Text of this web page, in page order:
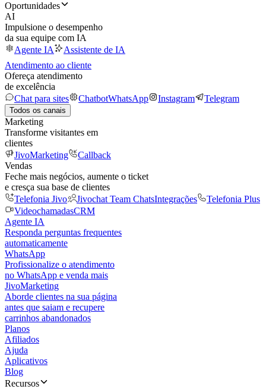
Oportunidades
AI
Impulsione o desempenho
da sua equipe com IA
Agente IA
Assistente de IA
Atendimento ao cliente
Ofereça atendimento
de excelência
Chat para sites
ChatbotWhatsApp Instagram Telegram
Todos os canais
Marketing
Transforme visitantes em
clientes
JivoMarketing
Callback
Vendas
Feche mais negócios, aumente o ticket
e cresça sua base de clientes
Telefonia Jivo
Jivochat Team ChatsIntegrações
Telefonia Plus
VideochamadasCRM
Agente IA
Responda perguntas frequentes
automaticamente
WhatsApp
Profissionalize o atendimento
no WhatsApp e venda mais
JivoMarketing
Aborde clientes na sua página
antes que saiam e recupere
carrinhos abandonados
Planos
Afiliados
Ajuda
Aplicativos
Blog
Recursos